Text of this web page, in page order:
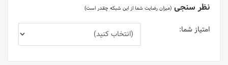
نظر سنجی (میزان رضایت شما از این شبکه چقدر است)
امتیاز شما: